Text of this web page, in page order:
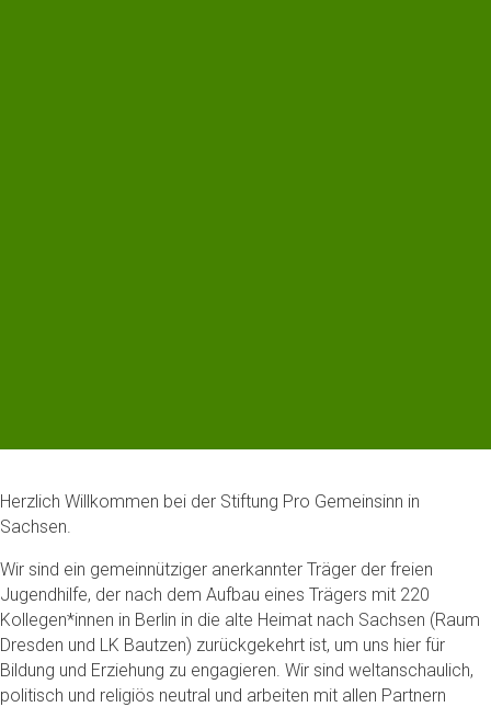
Herzlich Willkommen bei der Stiftung Pro Gemeinsinn in
Sachsen.
Wir sind ein gemeinnütziger anerkannter Träger der freien
Jugendhilfe, der nach dem Aufbau eines Trägers mit 220
Kollegen*innen in Berlin in die alte Heimat nach Sachsen (Raum
Dresden und LK Bautzen) zurückgekehrt ist, um uns hier für
Bildung und Erziehung zu engagieren. Wir sind weltanschaulich,
politisch und religiös neutral und arbeiten mit allen Partnern